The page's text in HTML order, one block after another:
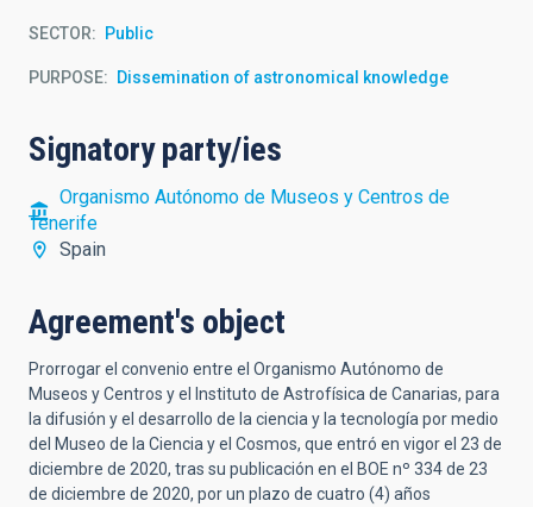
SECTOR Public
PURPOSE Dissemination of astronomical knowledge
Signatory party/ies
Organismo Autónomo de Museos y Centros de
Tenerife
Spain
Agreement's object
Prorrogar el convenio entre el Organismo Autónomo de
Museos y Centros y el Instituto de Astrofísica de Canarias, para
la difusión y el desarrollo de la ciencia y la tecnología por medio
del Museo de la Ciencia y el Cosmos, que entró en vigor el 23 de
diciembre de 2020, tras su publicación en el BOE nº 334 de 23
de diciembre de 2020, por un plazo de cuatro (4) años